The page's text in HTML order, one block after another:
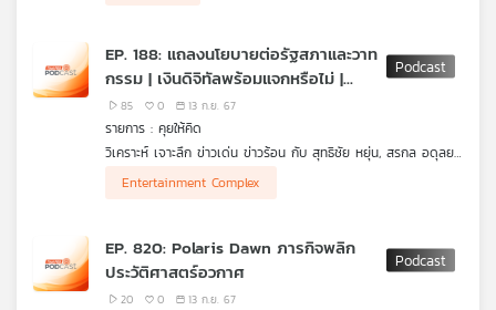
เรา
• DSI แถลงคดี Forex อาจโยง "ป้อม ภาวุธ" แต่ยังไม่ใช่ผู้ต้องหา ไร้
อิทธิพลการเมืองกดดันทำคดี
• กกต. แจง "เอาโพยเข้าสถานที่เลือก สว." ไม่ผิดกฎหมาย !
EP. 188: แถลงนโยบายต่อรัฐสภาและวาท
กรรม | เงินดิจิทัลพร้อมแจกหรือไม่ |
ราคาพลังงานลดได้ไหม ?
85 0 13 ก.ย. 67
รายการ : คุยให้คิด
วิเคราะห์ เจาะลึก ข่าวเด่น ข่าวร้อน กับ สุทธิชัย หยุ่น, สรกล อดุลยา
ศักดิ์ศรี"
- คลิปเสียง "คล้ายลุงป้อม" หลุดหรือปล่อย ?
- Digital Wallet พร้อมแจกหรือไม่ จะแจกอย่างไร ?
Entertainment Complex
EP. 820: Polaris Dawn ภารกิจพลิก
ประวัติศาสตร์อวกาศ
20 0 13 ก.ย. 67